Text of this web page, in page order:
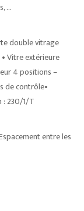
…
double vitrage
Vitre extérieure
4 positions –
de contrôle•
: 230/1/T
entre les